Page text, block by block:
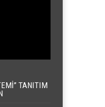
TANITIM